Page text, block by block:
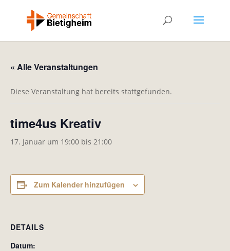
« Alle Veranstaltungen
Diese Veranstaltung hat bereits stattgefunden.
time4us Kreativ
17. Januar um 19:00 bis 21:00
Zum Kalender hinzufügen
DETAILS
Datum: